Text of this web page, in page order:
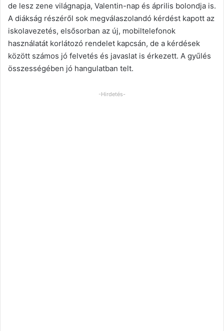
de lesz zene világnapja, Valentin-nap és április bolondja is.
A diákság részéről sok megválaszolandó kérdést kapott az
iskolavezetés, elsősorban az új, mobiltelefonok
használatát korlátozó rendelet kapcsán, de a kérdések
között számos jó felvetés és javaslat is érkezett. A gyűlés
összességében jó hangulatban telt.
-Hirdetés-